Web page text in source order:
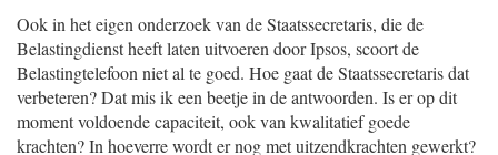
Ook in het eigen onderzoek van de Staatssecretaris, die de
Belastingdienst heeft laten uitvoeren door Ipsos, scoort de
Belastingtelefoon niet al te goed. Hoe gaat de Staatssecretaris dat
verbeteren? Dat mis ik een beetje in de antwoorden. Is er op dit
moment voldoende capaciteit, ook van kwalitatief goede
krachten? In hoeverre wordt er nog met uitzendkrachten gewerkt?